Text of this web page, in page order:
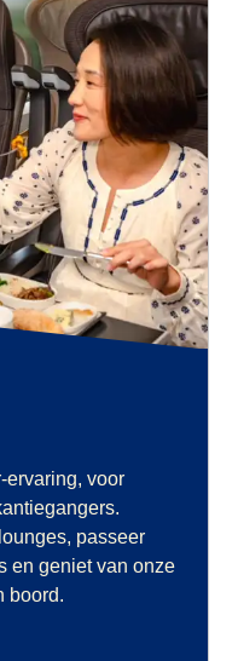
ervaring, voor
passeer
en geniet van onze
boord.